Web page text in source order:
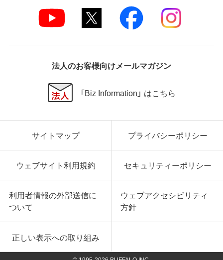
弊社は、データの消失、業務の中断、逸失利益、精神的
損害等を含め、本ソフトウェアの使用または使用不能
に起因する直接的、間接的、特別、偶発的、結果的、そ
第6条 輸出規制
本契約の締結により、お客様は下記事項に同意するも
国輸出管理関連法規等に基づく輸出規制の対象とな
を遵守し、かかる法規の定めるところにより必要な手
続きを行うこと。
お客様が現時点で外国為替及び外国貿易法および米
国輸出管理関連法規等により本ソフトウェアのダウ
ンロードについて規制を受けていない者であるこ
と。
本ソフトウェアを現時点で外国為替及び外国貿易法
および米国輸出管理関連法規等により禁止されてい
る大量破壊兵器または通常破壊兵器の開発、設計、製
法人のお客様向けメールマガジン
「Biz Information」 はこちら
サイトマップ プライバシーポリシー
ウェブサイト利用規約 セキュリティーポリシー
利用者情報の外部送信に
ついて
ウェブアクセシビリティ
方針
正しい表示への取り組み